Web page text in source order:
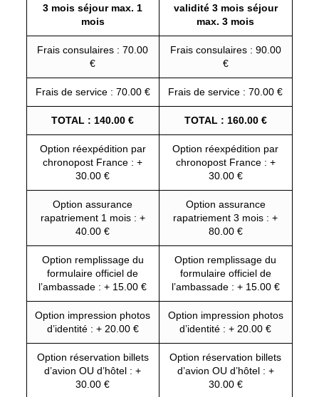
3 mois séjour max. 1
mois
validité 3 mois séjour
max. 3 mois
Frais consulaires : 70.00
€
Frais consulaires : 90.00
€
Frais de service : 70.00 € Frais de service : 70.00 €
TOTAL : 140.00 € TOTAL : 160.00 €
Option réexpédition par
chronopost France : +
30.00 €
Option réexpédition par
chronopost France : +
30.00 €
Option assurance
rapatriement 1 mois : +
40.00 €
Option assurance
rapatriement 3 mois : +
80.00 €
Option remplissage du
formulaire officiel de
l’ambassade : + 15.00 €
Option remplissage du
formulaire officiel de
l’ambassade : + 15.00 €
Option impression photos
d’identité : + 20.00 €
Option impression photos
d’identité : + 20.00 €
Option réservation billets
d’avion OU d’hôtel : +
30.00 €
Option réservation billets
d’avion OU d’hôtel : +
30.00 €